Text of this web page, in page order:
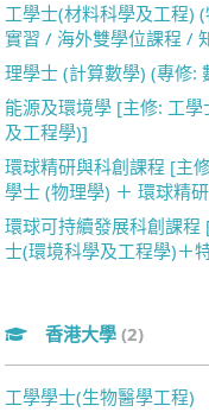
工學士(材料科學及工程)
實習 / 海外雙學位課程 /
理學士 (計算數學) (專修:
能源及環境學 [主修: 工
及工程學)]
環球精研與科創課程 [主
學士 (物理學) ＋ 環球精
環球可持續發展科創課
士(環境科學及工程學)＋
香港大學 (2)
工學學士(生物醫學工程)